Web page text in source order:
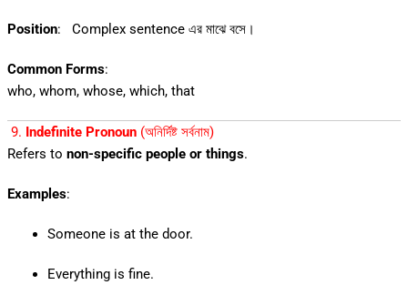
Position: Complex sentence এর মাঝে বসে।
Common Forms:
who, whom, whose, which, that
9. Indefinite Pronoun(অনির্দিষ্ট সর্বনাম)
Refers to non-specific people or things.
Examples:
Someone is at the door.
Everything is fine.